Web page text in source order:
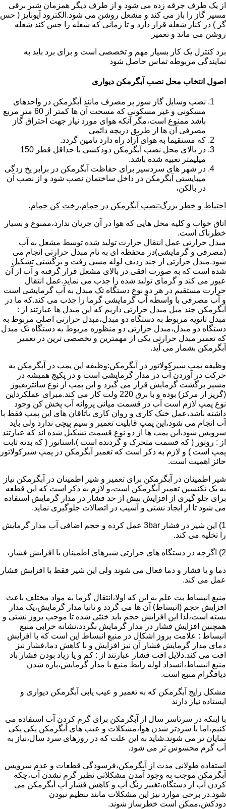
از یک طرف جرقه زده می شود و از طرف دیگر همزمان شیر برقی
مسیر گاز را باز می کند و مشعل روشن می شود.الکترود آیونایز ( حس
گر ) در کنار شعله قرار دارد و تا زمانی که شعله را حس کند شعله
روشن می ماند و تعمیر
برد کنترل یک کار بسیار مهم و تخصصی است و برای برد باید به
نمایندگی مربوطه تماس حاصل شود
اصول انتخاب محل نصب آبگرمکن دیواری
نصب وسایل گاز سوز پر مصرف مانند آبگرمکن در واحدهای
مسکونی و غیر مسکونی که مسحت آن ها کمتر از 60 متر مربع
باشد ممنوع است،مگر آنکه هوای مورد نیاز جهت احتراق گاز
مصرفی آن ها از طریق دریچه دائمی
که مستقیما به هوای آزاد راه دارد تامین گردد.
در بالای محل نصب آبگرمکن دودکشی با حداقل قطر 150
میلیمتر تعبیه شده باشد.
در شهر های سردسیر برای حفاظت آبگرمکن در برابر یخ زدگی
میبایستی آبگرمکن در داخل ساختمان نصب شود و از نصب آن
در بالکن،
احتیاط و خطر بزرگ:نصب آبگرمکن در حمام،رخت کن حمام،
اتاق خواب و کلیه محل هایی که هوا در آن جریان ندارد،ممنوع و بسیار
خطرناک است.
مبدل حرارتی عمل انتقال حرارت تولید شده توسط مشعل به آب
(مصرفی و گرمایشی)در محفظه ای به نام مبدل حرارتی انجام می
شود.مبدل حرارتی از چند ردیف لوله مسی رفت و برگشتی تشکیل
شده است که به صورت افقی در بالای مشعل قرار گرفته و آب از آن
عبور می کند و گرمای تولید شده را جذب می نماید.عمل انتقال
حرارت مستقیم در هر دو نوع دستگاه تک مبدل به آب گرمایشی است
و آب مصرفی با واسطه آب گرمایشی گرما را جذب می کند.که ما در
آبگرمکن چند مبل مبدل حرارتی داریم که این مبدل ها عبارتند از :
مبدل ثانویه مربوط به دستگاه دو مبدل،مبدل حرارتی اصلی مربوط به
دستگاه دو مبدل،مبدل حرارتی دو منظوره مربوط به دستگاه تک مبدل
که تعمیر مبدل حرارتی یکی از مهمترین و تخصصی ترین در تعمیر
آبگرمکن بشمار می آید.
وظیفه پمپ سیرکولاتور در آبگرمکن:وظیفه این پمپ در آبگرمکن به
حرکت در آوردن آب در مدار گرمایشی است و در پکیج همیشه در
مسیر برگشت گرمایش قرار می گیرد و این پمپ از نوع سانتریفیوژ
(گریز از مرکز) بوده و با برق 220 ولت کار می کند.مبرای عملکرداین
نوع پمپ لازم است آب در قسمت میانی پروانه آب پخش کن وجود
داشته باشد،عمل خنک کاری و روان کاری یاتاقان های این پمپ فقط با
آب انجام می شود،این پمپ قابلیت تعمیر و سیم پیچی ندارد ولی باید
سرویس شود،این پمپ ها از دو نوع قسمت تشکیل شده اند که عبارتند
از : روتور ( که قسمت متحرک و گردنده است )،استاتور ( که بدنه ثابت
پمپ است ) و لازم به ذکر است که تعمیر آبگرمکن در پمپ سیرکولاتور
حائز اهمیت است.
شیر اطمینان در آبگرمکن برای تعمیر و شیر اطمینان در آبگرمکن نیاز
به یک تکنسین تعمیر آبگرمکن است،و لازم به ذکر است که این قطعه
برای جلو گیری از افزایش بیش از حد فشار در مدار گرمایش استفاده
می شود تا از ایجاد نشتی و آسیب در اتصالات جلوگیری نماید.
1) این شیر در فشار 3bar عمل کرده و حجم اضافی آب مدار گرمایش
را تخلیه می کند.
2) اگرچه در دستگاه های حرارتی شیرهای اطمینان با افزایش فشار،
دما و یا فشار و دما فعال می شوند ولی این شیر فقط با افزایش فشار
عمل می کند.
منبع انبساط بت علم به این که اولا،انتقال گرما به مواد مختلف باعث
افزایش حجم (اتبساط) آن ها می گردد و ثانیا مدار گرمایش،یک مدار
بسته است،لذا این افزایش حجم باید خنثی شده تا موجب بروز نشتی و
همچنین افزایش فشار در مدار گرمایش نگردد،نشانه خرابی منبع
انبساط : علامت بروز اشکال در منبع انبساط این است که با افزایش
دمای مدار گرمایش فشار آن نیز افزایش و با کاهش دما،فشار نیز
افت می کند.دلایل افت فشار عبارتند از : کم و یا زیاد بودن فشار باد
منبع انبساط،انسداد لوله رابط منبع با مدار گرمایش،پاره شدن
دیافگرام منبع است.
مشکل رایج آبگرمکن که به تعمیر و عیب یابی آبگرمکن دیواری و
ایستاده نیاز دارند
با اینکه در سرتاسر سال از آبگرمکن برای گرم کردن آب استفاده می
کنیم،اما با سردتر شدن هوا،مشکلات و عیب های آبگرمکن یکی یکی
نمایان تر می شوند.شاید به این علت که در روزهای سرد سال،نیاز به
آب گرم محسوس تر می شود.
استفاده طولانی مدت از آبگرمکن،فرسودگی قطعات و عدم سرویس
آبگرمکن موجب به وجود آمدن مشکلاتی نظیر گرم نشدن آب،چکه
کردن آب از دستگاه،تغییر رنگ آب و کاهش فشار آب آبگرمکن می
شود.در برخی موارد نیز این مشکلات مانند تنظیم نبودن
دودکش،ممکن است خطرساز شوند.